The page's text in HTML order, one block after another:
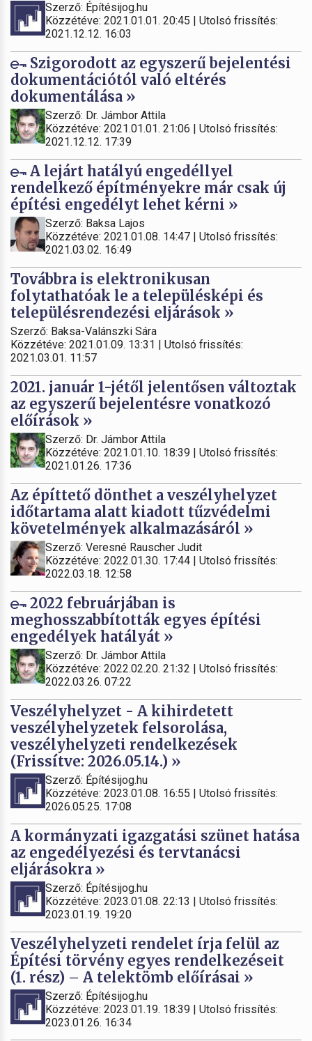
Szerző: Építésijog.hu
Közzétéve: 2021.01.01. 20:45 | Utolsó frissítés:
2021.12.12. 16:03
Szigorodott az egyszerű bejelentési
dokumentációtól való eltérés
dokumentálása »
Szerző: Dr. Jámbor Attila
Közzétéve: 2021.01.01. 21:06 | Utolsó frissítés:
2021.12.12. 17:39
A lejárt hatályú engedéllyel
rendelkező építményekre már csak új
építési engedélyt lehet kérni »
Szerző: Baksa Lajos
Közzétéve: 2021.01.08. 14:47 | Utolsó frissítés:
2021.03.02. 16:49
Továbbra is elektronikusan
folytathatóak le a településképi és
településrendezési eljárások »
Szerző: Baksa-Valánszki Sára
Közzétéve: 2021.01.09. 13:31 | Utolsó frissítés:
2021.03.01. 11:57
2021. január 1-jétől jelentősen változtak
az egyszerű bejelentésre vonatkozó
előírások »
Szerző: Dr. Jámbor Attila
Közzétéve: 2021.01.10. 18:39 | Utolsó frissítés:
2021.01.26. 17:36
Az építtető dönthet a veszélyhelyzet
időtartama alatt kiadott tűzvédelmi
követelmények alkalmazásáról »
Szerző: Veresné Rauscher Judit
Közzétéve: 2022.01.30. 17:44 | Utolsó frissítés:
2022.03.18. 12:58
2022 februárjában is
meghosszabbították egyes építési
engedélyek hatályát »
Szerző: Dr. Jámbor Attila
Közzétéve: 2022.02.20. 21:32 | Utolsó frissítés:
2022.03.26. 07:22
Veszélyhelyzet - A kihirdetett
veszélyhelyzetek felsorolása,
veszélyhelyzeti rendelkezések
(Frissítve: 2026.05.14.) »
Szerző: Építésijog.hu
Közzétéve: 2023.01.08. 16:55 | Utolsó frissítés:
2026.05.25. 17:08
A kormányzati igazgatási szünet hatása
az engedélyezési és tervtanácsi
eljárásokra »
Szerző: Építésijog.hu
Közzétéve: 2023.01.08. 22:13 | Utolsó frissítés:
2023.01.19. 19:20
Veszélyhelyzeti rendelet írja felül az
Építési törvény egyes rendelkezéseit
(1. rész) – A telektömb előírásai »
Szerző: Építésijog.hu
Közzétéve: 2023.01.19. 18:39 | Utolsó frissítés:
2023.01.26. 16:34